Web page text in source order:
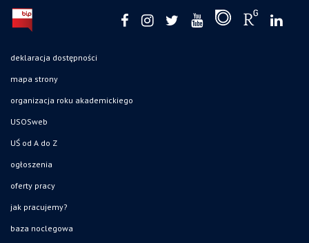
deklaracja dostępności
mapa strony
organizacja roku akademickiego
USOSweb
UŚ od A do Z
ogłoszenia
oferty pracy
jak pracujemy?
baza noclegowa